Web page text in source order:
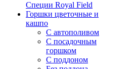
Специи Royal Field
Горшки цветочные и
кашпо
С автополивом
С посадочным
горшком
С поддоном